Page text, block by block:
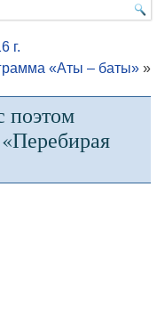
г.
«Аты – баты»»
поэтом